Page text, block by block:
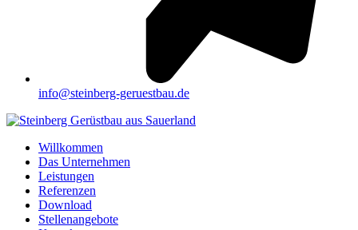
info@steinberg-geruestbau.de
Willkommen
Das Unternehmen
Leistungen
Referenzen
Download
Stellenangebote